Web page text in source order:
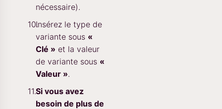
nécessaire).
Insérez le type de
variante sous «
Clé » et la valeur
de variante sous «
Valeur ».
Si vous avez
besoin de plus de